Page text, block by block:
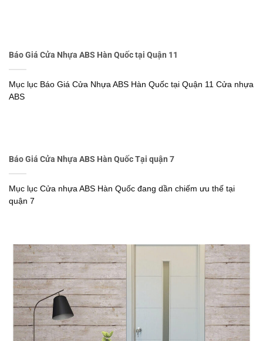
Báo Giá Cửa Nhựa ABS Hàn Quốc tại Quận 11
Mục lục Báo Giá Cửa Nhựa ABS Hàn Quốc tại Quận 11 Cửa nhựa
ABS
Báo Giá Cửa Nhựa ABS Hàn Quốc Tại quận 7
Mục lục Cửa nhựa ABS Hàn Quốc đang dần chiếm ưu thế tại
quận 7